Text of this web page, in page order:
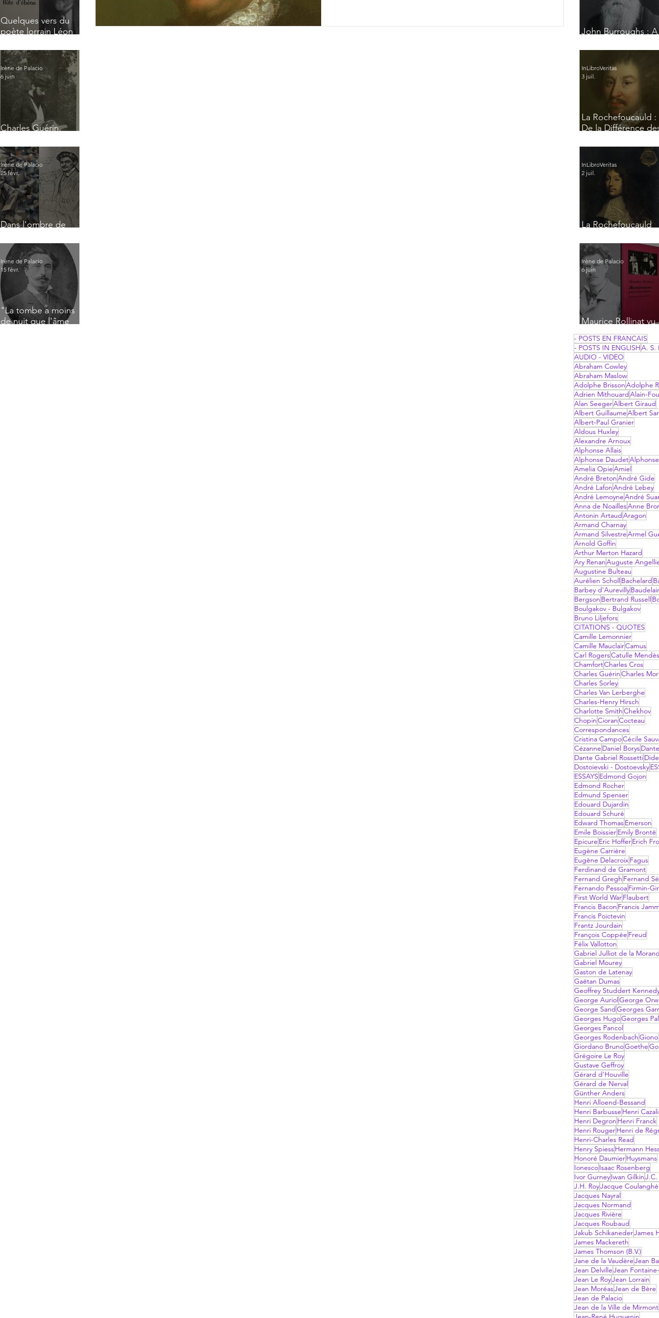
Quelques vers du
poète lorrain Léon
Charles Guérin,
Irène de Palacio
6 juin
Dans l'ombre de
Irène de Palacio
25 févr.
"La tombe a moins
de nuit que l'âme
Irène de Palacio
15 févr.
John Burroughs : A
La Rochefoucauld :
De la Différence
InLibroVeritas
3 juil.
La Rochefoucauld
InLibroVeritas
2 juil.
Maurice Rollinat vu
par Frantz Jourdain
Irène de Palacio
6 juin
- POSTS EN FRANCAIS
- POSTS IN ENGLISHA. S.
AUDIO - VIDEO
Abraham Cowley
Abraham Maslow
Adolphe BrissonAdolphe
Adrien Mithouard Alain-
Alan SeegerAlbert Giraud
Albert GuillaumeAlbert
Albert-Paul Granier
Aldous Huxley
Alexandre Arnoux
Alphonse Allais
Alphonse Daudet
Amelia OpieAmiel
André BretonAndré Gide
André LafonAndré Lebey
André LemoyneAndré
Anna de NoaillesAnne
Antonin Artaud Aragon
Armand Charnay
Armand SilvestreArmel
Arnold Goffin
Arthur Merton Hazard
Ary RenanAuguste
Augustine Bulteau
Aurélien Scholl Bachelard
Barbey d'Aurevilly
Bergson Bertrand Russell
Boulgakov - Bulgakov
Bruno Liljefors
CITATIONS - QUOTES
Camille Lemonnier
Camille MauclairCamus
Carl RogersCatulle Mendès
ChamfortCharles Cros
Charles GuérinCharles
Charles Sorley
Charles Van Lerberghe
Charles-Henry Hirsch
Charlotte SmithChekhov
ChopinCioranCocteau
Correspondances
Cristina CampoCécile
Cézanne Daniel BorysDante
Dante Gabriel Rossetti
Dostoievski - Dostoevsky
ESSAYS Edmond Gojon
Edmond Rocher
Edmund Spenser
Edouard Dujardin
Edouard Schuré
Edward ThomasEmerson
Emile BoissierEmily Brontë
Epicure Eric HofferErich
Eugène Carrière
Eugène DelacroixFagus
Ferdinand de Gramont
Fernand Gregh Fernand
Fernando PessoaFirmin-
First World WarFlaubert
Francis Bacon Francis
Francis Poictevin
Frantz Jourdain
François Coppée Freud
Félix Vallotton
Gabriel Julliot de la
Gabriel Mourey
Gaston de Latenay
Gaëtan Dumas
Geoffrey Studdert
George Auriol George
George Sand Georges
Georges HugoGeorges
Georges Pancol
Georges RodenbachGiono
Giordano BrunoGoethe
Grégoire Le Roy
Gustave Geffroy
Gérard d'Houville
Gérard de Nerval
Günther Anders
Henri Alloend-Bessand
Henri Barbusse Henri
Henri Degron Henri Franck
Henri RougerHenri de
Henri-Charles Read
Henry SpiessHermann
Honoré DaumierHuysmans
IonescoIsaac Rosenberg
Ivor GurneyIwan Gilkin
J.H. RoyJacque
Jacques Nayral
Jacques Normand
Jacques Rivière
Jacques Roubaud
Jakub SchikanederJames
James Mackereth
James Thomson (B.V.)
Jane de la VaudèreJean
Jean DelvilleJean
Jean Le RoyJean Lorrain
Jean MoréasJean de Bère
Jean de Palacio
Jean de la Ville de Mirmont